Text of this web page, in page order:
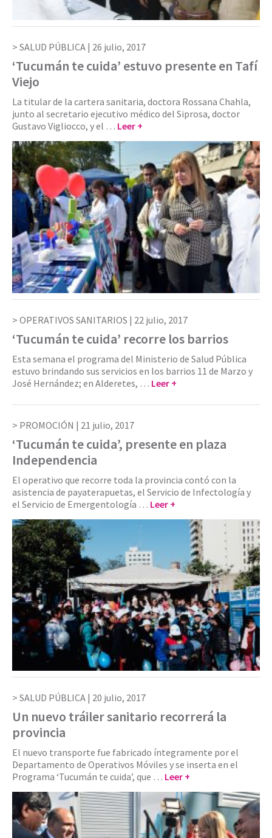
SALUD PÚBLICA | 26 julio, 2017
‘Tucumán te cuida’ estuvo presente en Tafí
Viejo
La titular de la cartera sanitaria, doctora Rossana Chahla,
junto al secretario ejecutivo médico del Siprosa, doctor
Gustavo Vigliocco, y el … Leer +
OPERATIVOS SANITARIOS | 22 julio, 2017
‘Tucumán te cuida’ recorre los barrios
Esta semana el programa del Ministerio de Salud Pública
estuvo brindando sus servicios en los barrios 11 de Marzo y
José Hernández; en Alderetes, … Leer +
PROMOCIÓN | 21 julio, 2017
‘Tucumán te cuida’, presente en plaza
Independencia
El operativo que recorre toda la provincia contó con la
asistencia de payaterapuetas, el Servicio de Infectología y
el Servicio de Emergentología … Leer +
SALUD PÚBLICA | 20 julio, 2017
Un nuevo tráiler sanitario recorrerá la
provincia
El nuevo transporte fue fabricado íntegramente por el
Departamento de Operativos Móviles y se inserta en el
Programa ‘Tucumán te cuida’, que … Leer +